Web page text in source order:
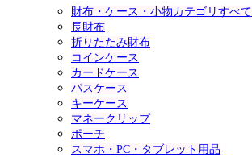
財布・ケース・小物カテゴリすべて
長財布
折りたたみ財布
コインケース
カードケース
パスケース
キーケース
マネークリップ
ポーチ
スマホ・PC・タブレット用品